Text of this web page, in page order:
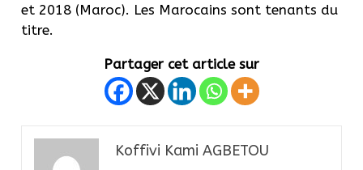
et 2018 (Maroc). Les Marocains sont tenants du
titre.
Partager cet article sur
Koffivi Kami AGBETOU